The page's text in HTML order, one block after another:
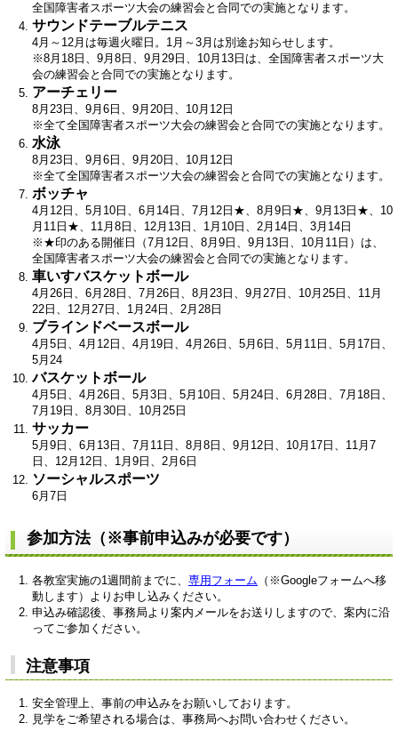
全国障害者スポーツ大会の練習会と合同での実施となります。
サウンドテーブルテニス
4月～12月は毎週火曜日。1月～3月は別途お知らせします。
※8月18日、9月8日、9月29日、10月13日は、全国障害者スポーツ大
会の練習会と合同での実施となります。​
アーチェリー
8月23日、9月6日、9月20日、10月12日
※全て全国障害者スポーツ大会の練習会と合同での実施となります。
水泳
8月23日、9月6日、9月20日、10月12日
※全て全国障害者スポーツ大会の練習会と合同での実施となります。
ボッチャ
4月12日、5月10日、6月14日、7月12日★、8月9日★、9月13日★、10
月11日★、11月8日、12月13日、1月10日、2月14日、3月14日
※★印のある開催日（7月12日、8月9日、9月13日、10月11日）は、
全国障害者スポーツ大会の練習会と合同での実施となります。
車いすバスケットボール
4月26日、6月28日、7月26日、8月23日、9月27日、10月25日、11月
22日、12月27日、1月24日、2月28日
ブラインドベースボール
​4月5日、4月12日、4月19日、4月26日、5月6日、5月11日、5月17日、
5月24
バスケットボール
​4月5日、4月26日、5月3日、5月10日、5月24日、6月28日、7月18日、
7月19日、8月30日、10月25日
サッカー
5月9日、6月13日、7月11日、8月8日、9月12日、10月17日、11月7
日、12月12日、1月9日、2月6日
ソーシャルスポーツ
6月7日
参加方法（※事前申込みが必要です）
各教室実施の1週間前までに、 専用フォーム （※Googleフォームへ移
動します）よりお申し込みください。
申込み確認後、事務局より案内メールをお送りしますので、案内に沿
ってご参加ください。
注意事項
安全管理上、事前の申込みをお願いしております。
見学をご希望される場合は、事務局へお問い合わせください。